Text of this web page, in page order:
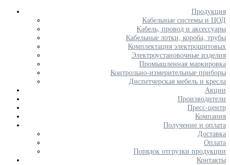
Продукция
Кабельные системы и ЦОД
Кабель, провод и аксессуары
Кабельные лотки, короба, трубы
Комплектация электрощитовых
Электроустановочные изделия
Промышленная маркировка
Контрольно-измерительные приборы
Диспетчерская мебель и кресла
Акции
Производители
Пресс-центр
Компания
Получение и оплата
Доставка
Оплата
Порядок отгрузки продукции
Контакты